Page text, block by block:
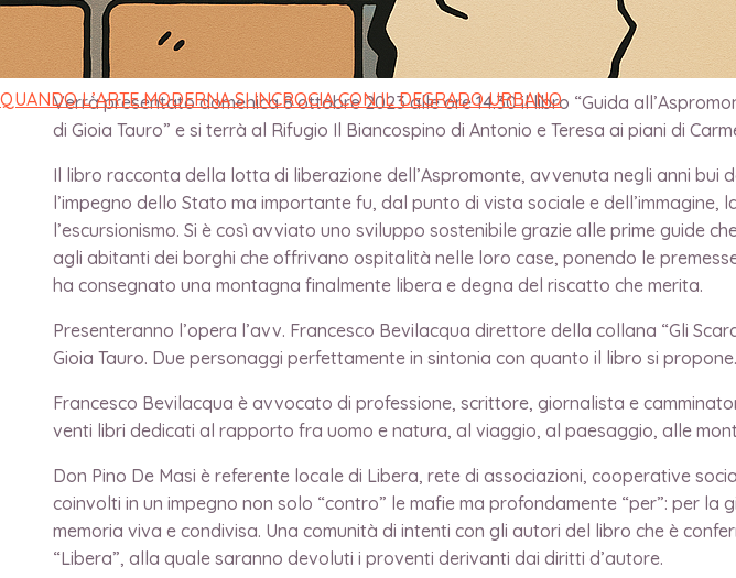
QUANDO L’ARTE MODERNA SI INCROCIA CON IL DEGRADO URBANO
di direttore /3 Ottobre 2023
Verrà presentato domenica 8 ottobre 2023 alle ore 14.30 il libro “Guida
di Gioia Tauro” e si terrà al Rifugio Il Biancospino di Antonio e Teresa ai piani di
Il libro racconta della lotta di liberazione dell’Aspromonte, avvenuta negli anni bui
l’impegno dello Stato ma importante fu, dal punto di vista sociale e
l’escursionismo. Si è così avviato uno sviluppo sostenibile grazie alle prime guide
agli abitanti dei borghi che offrivano ospitalità nelle loro case, ponendo le
ha consegnato una montagna finalmente libera e degna del riscatto che merita.
Presenteranno l’opera l’avv. Francesco Bevilacqua direttore della collana “Gli
Gioia Tauro. Due personaggi perfettamente in sintonia con quanto il libro si propone.
Francesco Bevilacqua è avvocato di professione, scrittore, giornalista e
venti libri dedicati al rapporto fra uomo e natura, al viaggio, al paesaggio, alle
Don Pino De Masi è referente locale di Libera, rete di associazioni, cooperative
coinvolti in un impegno non solo “contro” le mafie ma profondamente “per”: per
memoria viva e condivisa. Una comunità di intenti con gli autori del libro che è
“Libera”, alla quale saranno devoluti i proventi derivanti dai diritti d’autore.